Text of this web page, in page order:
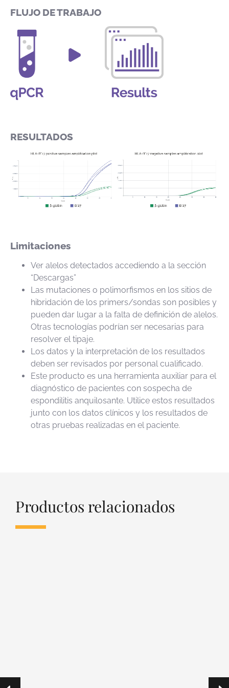
FLUJO DE TRABAJO
RESULTADOS
Limitaciones
Ver alelos detectados accediendo a la sección
“Descargas”
Las mutaciones o polimorfismos en los sitios de
hibridación de los primers/sondas son posibles y
pueden dar lugar a la falta de definición de alelos.
Otras tecnologías podrían ser necesarias para
resolver el tipaje.
Los datos y la interpretación de los resultados
deben ser revisados por personal cualificado.
Este producto es una herramienta auxiliar para el
diagnóstico de pacientes con sospecha de
espondilitis anquilosante. Utilice estos resultados
junto con los datos clínicos y los resultados de
otras pruebas realizadas en el paciente.
Productos relacionados